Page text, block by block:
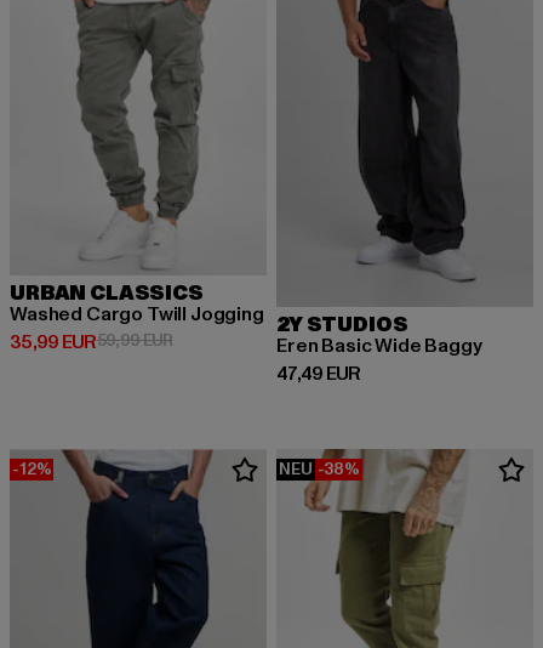
URBAN CLASSICS
Washed Cargo Twill Jogging
35,99 EUR
Derzeitiger Preis: 35,99 EUR
59,99 EURAktionspreis: 59,99 EUR
2Y STUDIOS
Eren Basic Wide Baggy
47,49 EUR
Derzeitiger Preis: 47,49 EUR
-12% NEU -38%